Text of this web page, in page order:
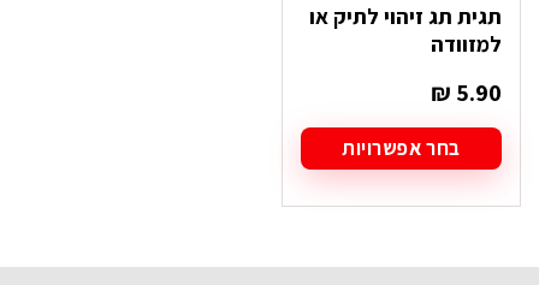
תגית תג זיהוי לתיק או
למזוודה
₪ 5.90
בחר אפשרויות
זה
סוגים.